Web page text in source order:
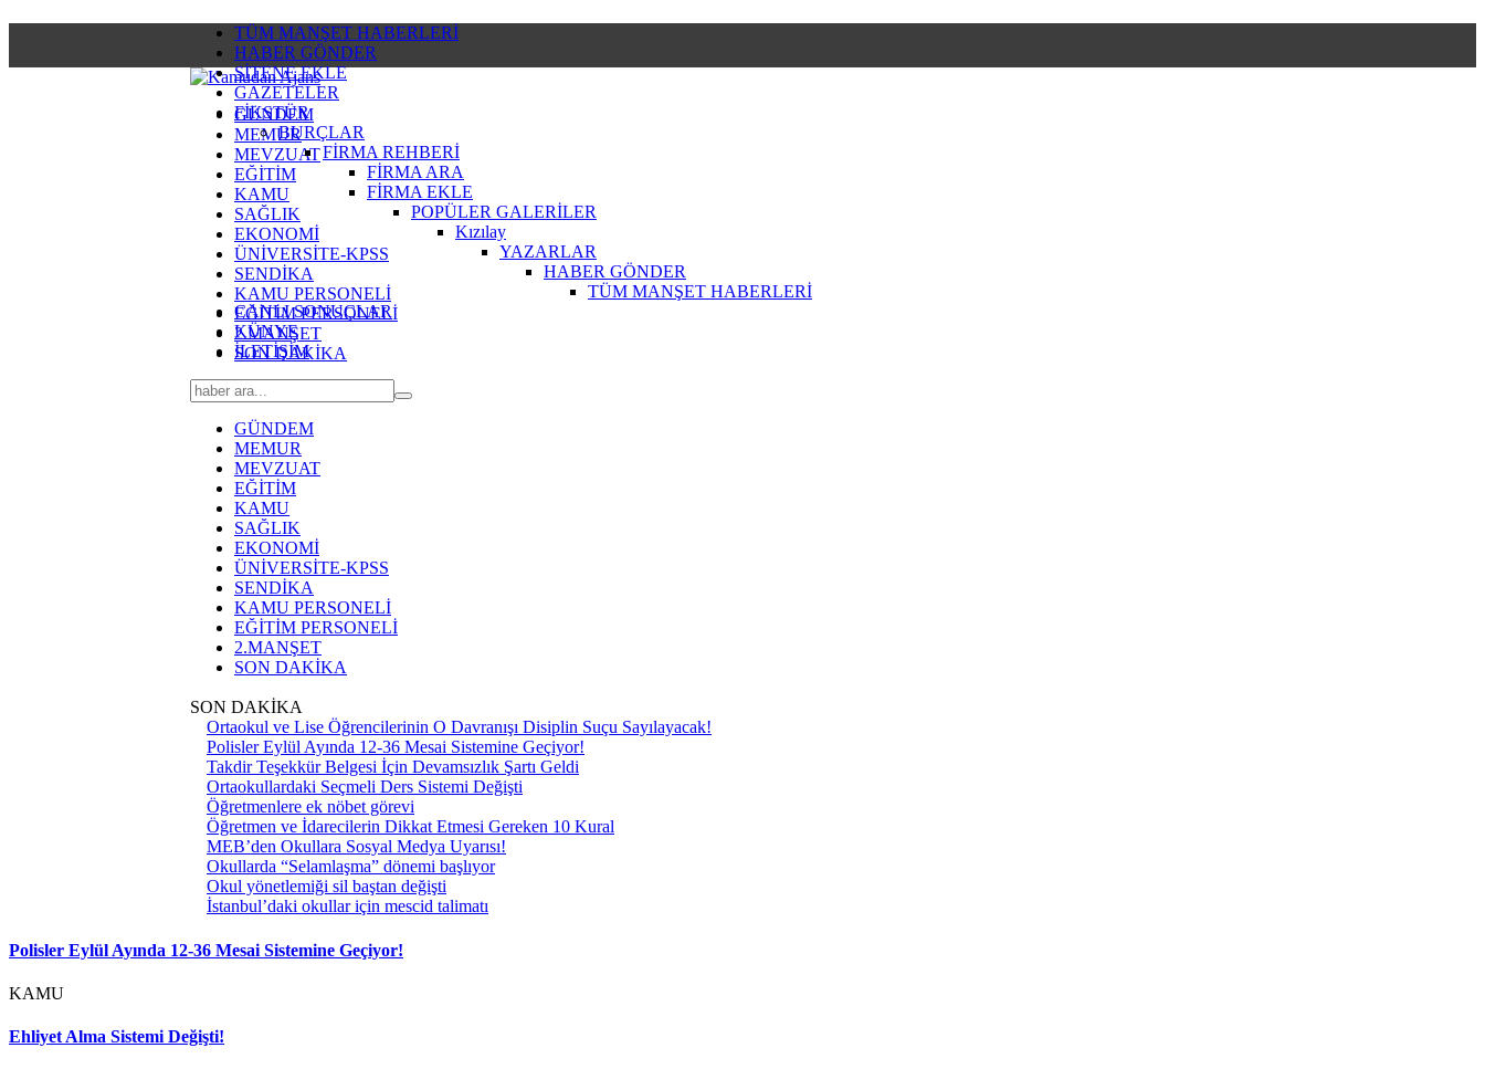
TÜM MANŞET HABERLERİ
HABER GÖNDER
SİTENE EKLE
GAZETELER
FİKSTÜR
BURÇLAR
FİRMA REHBERİ
FİRMA ARA
FİRMA EKLE
POPÜLER GALERİLER
Kızılay
YAZARLAR
HABER GÖNDER
TÜM MANŞET HABERLERİ
CANLI SONUÇLAR
KÜNYE
İLETİŞİM
GÜNDEM
MEMUR
MEVZUAT
EĞİTİM
KAMU
SAĞLIK
EKONOMİ
ÜNİVERSİTE-KPSS
SENDİKA
KAMU PERSONELİ
EĞİTİM PERSONELİ
2.MANŞET
SON DAKİKA
GÜNDEM
MEMUR
MEVZUAT
EĞİTİM
KAMU
SAĞLIK
EKONOMİ
ÜNİVERSİTE-KPSS
SENDİKA
KAMU PERSONELİ
EĞİTİM PERSONELİ
2.MANŞET
SON DAKİKA
SON DAKİKA
Ortaokul ve Lise Öğrencilerinin O Davranışı Disiplin Suçu Sayılayacak!
Polisler Eylül Ayında 12-36 Mesai Sistemine Geçiyor!
Takdir Teşekkür Belgesi İçin Devamsızlık Şartı Geldi
Ortaokullardaki Seçmeli Ders Sistemi Değişti
Öğretmenlere ek nöbet görevi
Öğretmen ve İdarecilerin Dikkat Etmesi Gereken 10 Kural
MEB’den Okullara Sosyal Medya Uyarısı!
Okullarda “Selamlaşma” dönemi başlıyor
Okul yönetlemiği sil baştan değişti
İstanbul’daki okullar için mescid talimatı
Polisler Eylül Ayında 12-36 Mesai Sistemine Geçiyor!
KAMU
Ehliyet Alma Sistemi Değişti!